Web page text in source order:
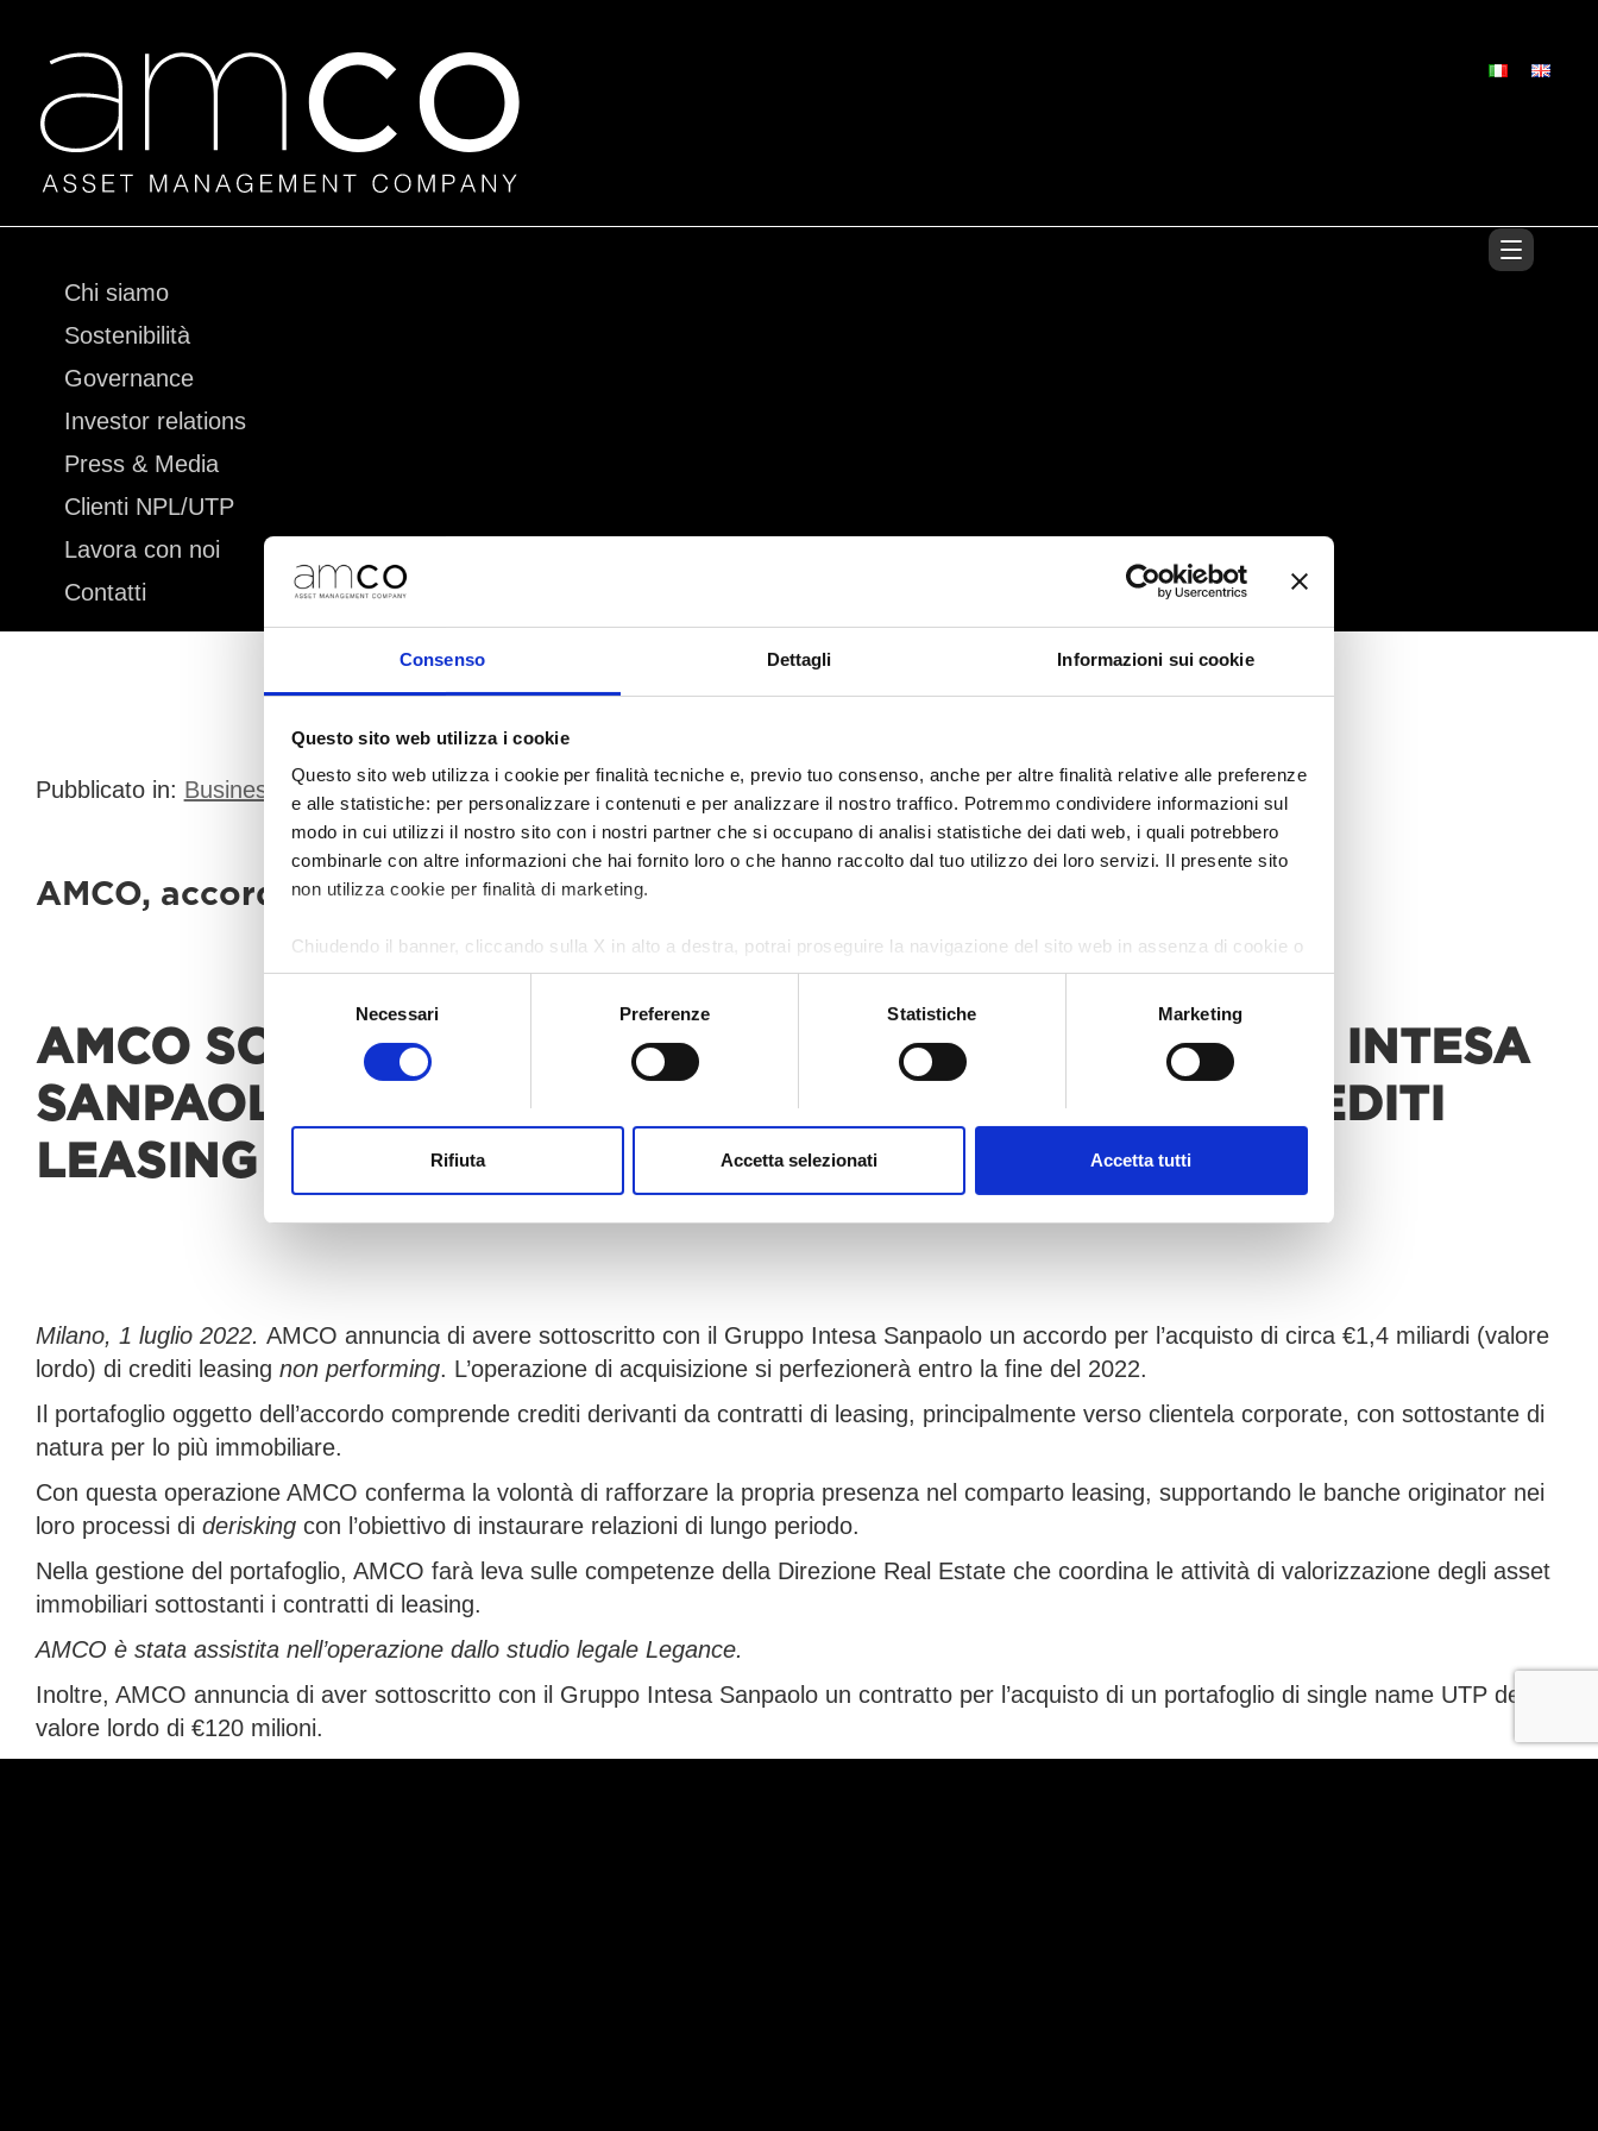
Consenso Dettagli Informazioni sui cookie
Questo sito web utilizza i cookie
Questo sito web utilizza i cookie per finalità tecniche e, previo tuo consenso, anche per altre finalità relative alle preferenze
e alle statistiche: per personalizzare i contenuti e per analizzare il nostro traffico. Potremmo condividere informazioni sul
modo in cui utilizzi il nostro sito con i nostri partner che si occupano di analisi statistiche dei dati web, i quali potrebbero
combinarle con altre informazioni che hai fornito loro o che hanno raccolto dal tuo utilizzo dei loro servizi. Il presente sito
non utilizza cookie per finalità di marketing.
Chiudendo il banner, cliccando sulla X in alto a destra, potrai proseguire la navigazione del sito web in assenza di cookie o
altri strumenti di tracciamento diversi da quelli tecnici.
consenso
Necessari Preferenze Statistiche Marketing
Rifiuta Accetta selezionati Accetta tutti
contenuto
Chi siamo
Sostenibilità
Governance
Investor relations
Press & Media
Clienti NPL/UTP
Lavora con noi
Contatti
Pubblicato in: Business Comunicati stampa |
AMCO, accordo con Intesa Sanpaolo per 1,4 miliardi di crediti leasing
AMCO SOTTOSCRIVE UN ACCORDO CON IL GRUPPO INTESA
SANPAOLO
PER L’ACQUISTO DI €1,4 MILIARDI DI CREDITI
LEASING
Milano, 1 luglio 2022. AMCO annuncia di avere sottoscritto con il Gruppo Intesa Sanpaolo un accordo per l’acquisto di circa €1,4 miliardi (valore
lordo) di crediti leasing non performing. L’operazione di acquisizione si perfezionerà entro la fine del 2022.
Il portafoglio oggetto dell’accordo comprende crediti derivanti da contratti di leasing, principalmente verso clientela corporate, con sottostante di
natura per lo più immobiliare.
Con questa operazione AMCO conferma la volontà di rafforzare la propria presenza nel comparto leasing, supportando le banche originator nei
loro processi di deriskingcon l’obiettivo di instaurare relazioni di lungo periodo.
Nella gestione del portafoglio, AMCO farà leva sulle competenze della Direzione Real Estate che coordina le attività di valorizzazione degli asset
immobiliari sottostanti i contratti di leasing.
AMCO è stata assistita nell’operazione dallo studio legale Legance.
Inoltre, AMCO annuncia di aver sottoscritto con il Gruppo Intesa Sanpaolo un contratto per l’acquisto di un portafoglio di single name UTP del
valore lordo di €120 milioni.